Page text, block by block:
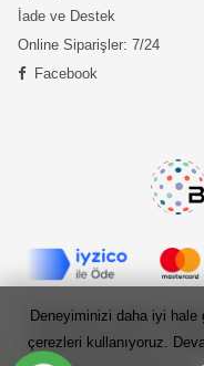
Deneyiminizi daha iyi
çerezleri kullanıyoruz.
Deneyiminizi daha iyi
çerezleri kullanıyoruz.
İade ve Destek
Online Siparişler: 7/24
Facebook